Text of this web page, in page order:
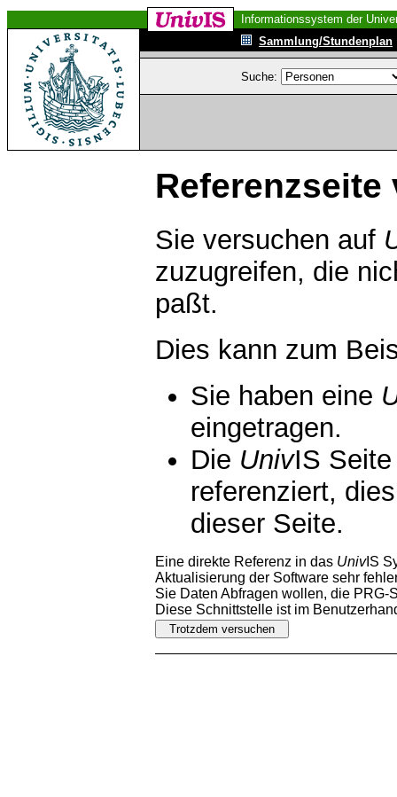
Informationssystem der
Sammlung/Stundenplan
Suche:
Referenzseite
Sie versuchen auf
zuzugreifen, die
paßt.
Dies kann zum
Sie haben eine
eingetragen.
Die UnivIS
referenziert,
dieser Seite.
Eine direkte Referenz in das UnivIS
Aktualisierung der Software sehr
Sie Daten Abfragen wollen, die PRG-
Diese Schnittstelle ist im